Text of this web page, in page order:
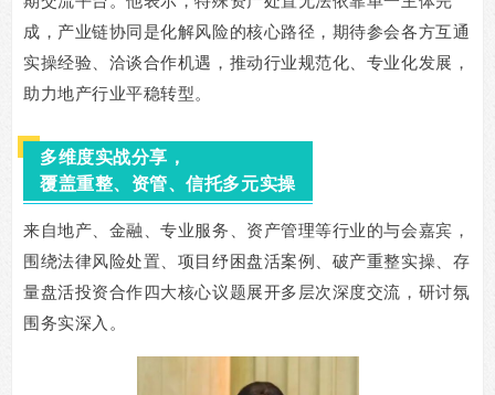
成，产业链协同是化解风险的核心路径，期待参会各方互通
实操经验、洽谈合作机遇，推动行业规范化、专业化发展，
助力地产行业平稳转型。
多维度实战分享，
覆盖重整、资管、信托多元实操
来自地产、金融、专业服务、资产管理等行业的与会嘉宾，
围绕法律风险处置、项目纾困盘活案例、破产重整实操、存
量盘活投资合作四大核心议题展开多层次深度交流，研讨氛
围务实深入。